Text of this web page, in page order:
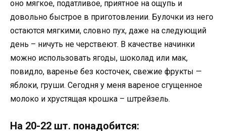
оно мягкое, податливое, приятное на ощупь и
довольно быстрое в приготовлении. Булочки из него
остаются мягкими, словно пух, даже на следующий
день – ничуть не черствеют. В качестве начинки
можно использовать ягоды, шоколад или мак,
повидло, варенье без косточек, свежие фрукты —
яблоки, груши. Сегодня у меня вареное сгущенное
молоко и хрустящая крошка – штрейзель.
На 20-22 шт. понадобится: